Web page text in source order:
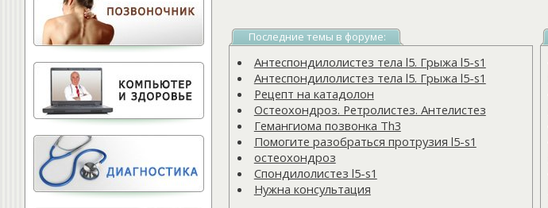
Обследование
позвоночника
Тактика лечения
остеохондроза
Лечение баней
Офисный фитнес
Народная медицина
Тест для позвоночника
Питание для позвоночника
Витамины для
позвоночника
Последние темы в форуме:
Антеспондилолистез тела l5. Грыжа l5-s1
Антеспондилолистез тела l5. Грыжа l5-s1
Рецепт на катадолон
Остеохондроз. Ретролистез. Антелистез
Гемангиома позвонка Тh3
Помогите разобраться протрузия l5-s1
остеохондроз
Спондилолистез l5-s1
Нужна консультация